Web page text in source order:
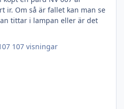
ir. Om så är fallet kan man se
tittar i lampan eller är det
107 visningar